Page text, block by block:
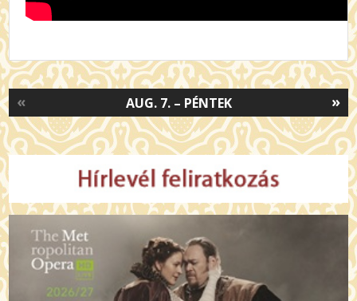
»
AUG. 7. – PÉNTEK
«